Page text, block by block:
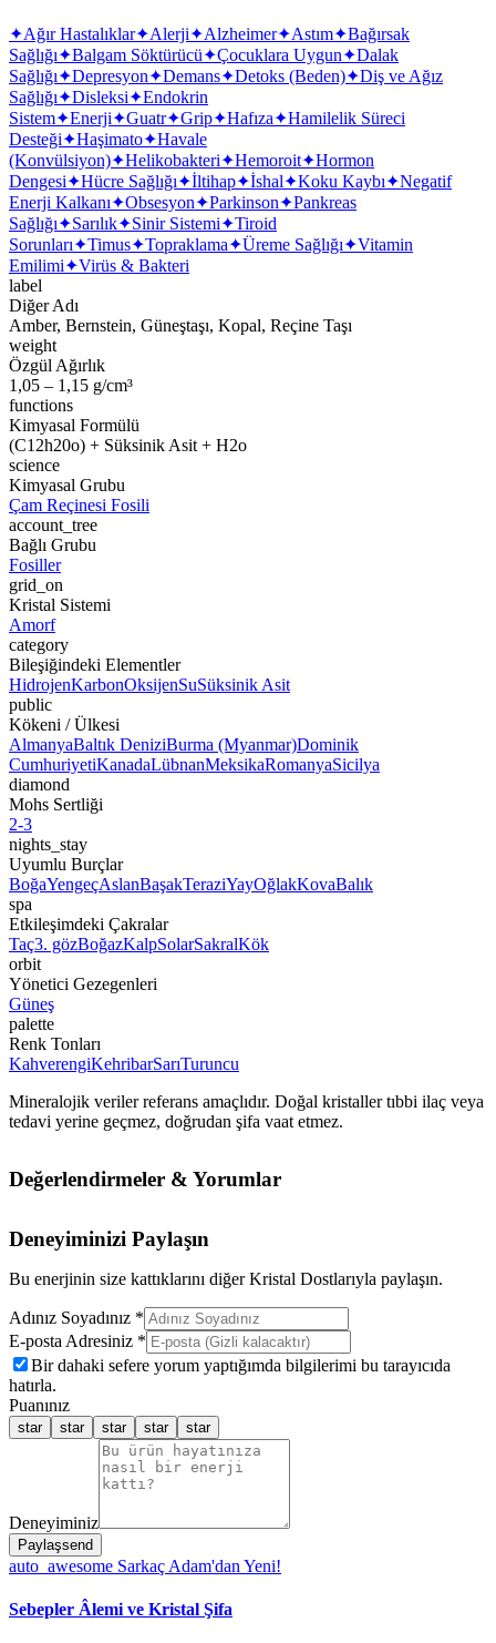
✦Ağır Hastalıklar✦Alerji✦Alzheimer✦Astım✦Bağırsak
Sağlığı✦Balgam Söktürücü✦Çocuklara Uygun✦Dalak
Sağlığı✦Depresyon✦Demans✦Detoks (Beden)✦Diş ve Ağız
Sağlığı✦Disleksi✦Endokrin
Sistem✦Enerji✦Guatr✦Grip✦Hafıza✦Hamilelik Süreci
Desteği✦Haşimato✦Havale
(Konvülsiyon)✦Helikobakteri✦Hemoroit✦Hormon
Dengesi✦Hücre Sağlığı✦İltihap✦İshal✦Koku Kaybı✦Negatif
Enerji Kalkanı✦Obsesyon✦Parkinson✦Pankreas
Sağlığı✦Sarılık✦Sinir Sistemi✦Tiroid
Sorunları✦Timus✦Topraklama✦Üreme Sağlığı✦Vitamin
Emilimi✦Virüs & Bakteri
label
Diğer Adı
Amber, Bernstein, Güneştaşı, Kopal, Reçine Taşı
weight
Özgül Ağırlık
1,05 – 1,15 g/cm³
functions
Kimyasal Formülü
(C12h20o) + Süksinik Asit + H2o
science
Kimyasal Grubu
Çam Reçinesi Fosili
account_tree
Bağlı Grubu
Fosiller
grid_on
Kristal Sistemi
Amorf
category
Bileşiğindeki Elementler
HidrojenKarbonOksijenSuSüksinik Asit
public
Kökeni / Ülkesi
AlmanyaBaltık DeniziBurma (Myanmar)Dominik
CumhuriyetiKanadaLübnanMeksikaRomanyaSicilya
diamond
Mohs Sertliği
2-3
nights_stay
Uyumlu Burçlar
BoğaYengeçAslanBaşakTeraziYayOğlakKovaBalık
spa
Etkileşimdeki Çakralar
Taç3. gözBoğazKalpSolarSakralKök
orbit
Yönetici Gezegenleri
Güneş
palette
Renk Tonları
KahverengiKehribarSarıTuruncu
Mineralojik veriler referans amaçlıdır. Doğal kristaller tıbbi ilaç veya
tedavi yerine geçmez, doğrudan şifa vaat etmez.
Değerlendirmeler & Yorumlar
Deneyiminizi Paylaşın
Bu enerjinin size kattıklarını diğer Kristal Dostlarıyla paylaşın.
Adınız Soyadınız *
E-posta Adresiniz *
Bir dahaki sefere yorum yaptığımda bilgilerimi bu tarayıcıda
hatırla.
Puanınız
star star star star star
Deneyiminiz
Paylaşsend
auto_awesome Sarkaç Adam'dan Yeni!
Sebepler Âlemi ve Kristal Şifa